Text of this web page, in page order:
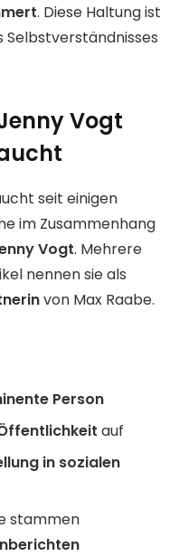
. Diese Haltung ist
Selbstverständnisses
Vogt
seit einigen
im Zusammenhang
Vogt. Mehrere
nennen sie als
von Max Raabe.
Person
auf
in sozialen
stammen